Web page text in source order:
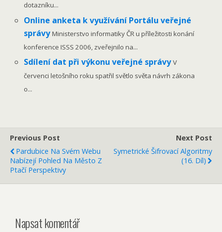
dotazníku...
Online anketa k využívání Portálu veřejné
správyMinisterstvo informatiky ČR u příležitosti konání
konference ISSS 2006, zveřejnilo na...
Sdílení dat při výkonu veřejné správyV
červenci letošního roku spatřil světlo světa návrh zákona
o...
Previous Post
Pardubice Na Svém Webu
Nabízejí Pohled Na Město Z
Ptačí Perspektivy
Next Post
Symetrické Šifrovací Algoritmy
(16. Díl)
Napsat komentář